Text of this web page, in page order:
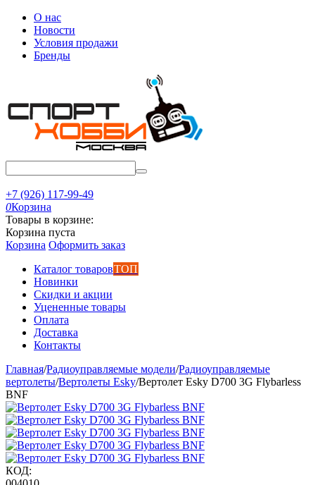
О нас
Новости
Условия продажи
Бренды
+7 (926) 117-99-49
0Корзина
Товары в корзине:
Корзина пуста
Корзина Оформить заказ
Каталог товаровТОП
Новинки
Скидки и акции
Уцененные товары
Оплата
Доставка
Контакты
Главная/Радиоуправляемые модели/Радиоуправляемые
вертолеты/Вертолеты Esky/Вертолет Esky D700 3G Flybarless
BNF
КОД: